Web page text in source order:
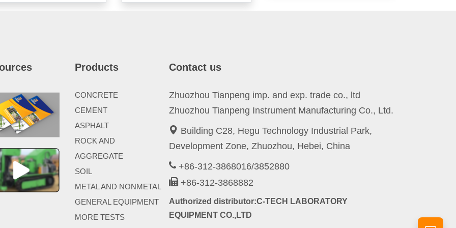
Products
CONCRETE
CEMENT
ASPHALT
ROCK AND
AGGREGATE
SOIL
METAL AND NONMETAL
GENERAL EQUIPMENT
MORE TESTS
Contact us
Zhuozhou Tianpeng imp. and exp. trade co., ltd
Zhuozhou Tianpeng Instrument Manufacturing Co., Ltd.
Building C28, Hegu Technology Industrial Park,
Development Zone, Zhuozhou, Hebei, China
+86-312-3868016/3852880
+86-312-3868882
Authorized distributor:C-TECH LABORATORY
EQUIPMENT CO.,LTD